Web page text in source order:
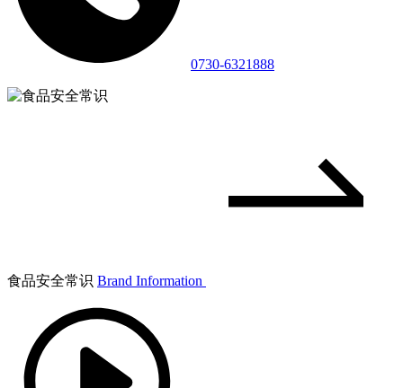
0730-6321888
食品安全常识 Brand Information